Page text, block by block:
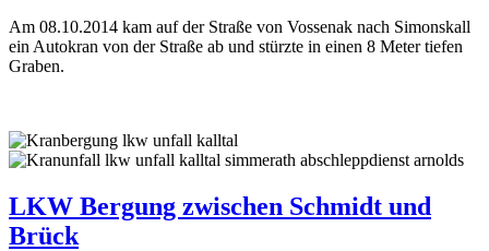
Am 08.10.2014 kam auf der Straße von Vossenak nach Simonskall
ein Autokran von der Straße ab und stürzte in einen 8 Meter tiefen
Graben.
LKW Bergung zwischen Schmidt und
Brück